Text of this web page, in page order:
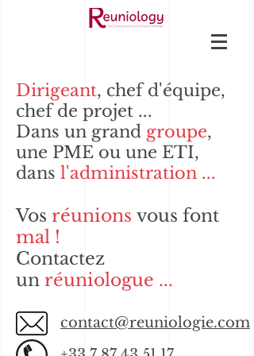
Dirigeant, chef d'équipe,
chef de projet ...
Dans un grand groupe,
une PME ou une ETI,
dans l'administration ...
Vos réunions vous font
mal !
Contactez
un réuniologue ...
contact@reuniologie.com